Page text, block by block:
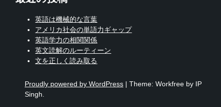
英語は機械的な言葉
アメリカ社会の単語力ギャップ
英語学力の相関関係
英文読解のルーティーン
文を正しく読み取る
Proudly powered by WordPress | Theme: Workfree by IP
Singh.